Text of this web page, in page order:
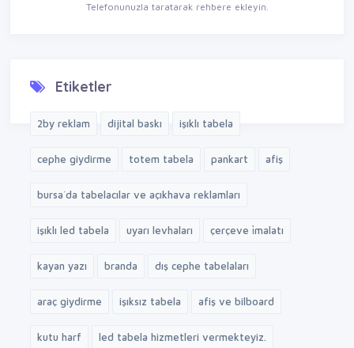
Telefonunuzla taratarak rehbere ekleyin.
Etiketler
2by reklam dijital baskı işıklı tabela
cephe giydirme totem tabela pankart afiş
bursa´da tabelacılar ve açıkhava reklamları
işıklı led tabela uyarı levhaları çerçeve i̇malatı
kayan yazı branda dış cephe tabelaları
araç giydirme işıksız tabela afiş ve bilboard
kutu harf led tabela hizmetleri vermekteyiz.